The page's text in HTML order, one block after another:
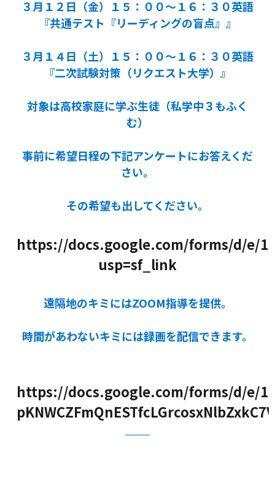
３月１２日（金）１５：００～１６：３０英語
『共通テスト『リーディングの盲点』』
３月１４日（土）１５：００～１６：３０英語
『二次試験対策（リクエスト大学）』
対象は高校家庭に学ぶ生徒（私学中３もふく
む）
事前に希望日程の下記アンケートにお答えくだ
さい。
その希望も出してください。
https://docs.google.com/forms/d/e/
usp=sf_link
遠隔地のキミにはZOOM指導を提供。
時間があわないキミには録画を配信できます。
https://docs.google.com/forms/d/e/